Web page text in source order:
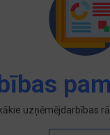
uzņēmējdarbības